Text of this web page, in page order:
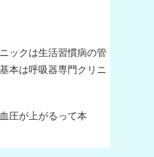
ックは生活習慣病の管
本は呼吸器専門クリニ
圧が上がるって本